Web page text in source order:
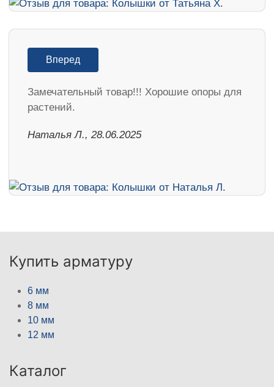
Вперед
Замечательный товар!!! Хорошие опоры для
растений.
Наталья Л., 28.06.2025
Купить арматуру
6 мм
8 мм
10 мм
12 мм
Каталог